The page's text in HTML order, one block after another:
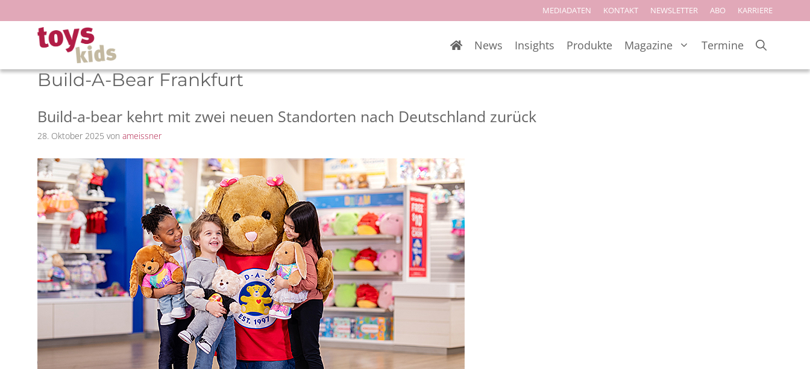
Inhalt
springen
MEDIADATEN KONTAKT NEWSLETTER ABO KARRIERE
News Insights Produkte Magazine Termine
Build-A-Bear Frankfurt
Build-a-bear kehrt mit zwei neuen Standorten nach Deutschland zurück
28. Oktober 2025 von ameissner